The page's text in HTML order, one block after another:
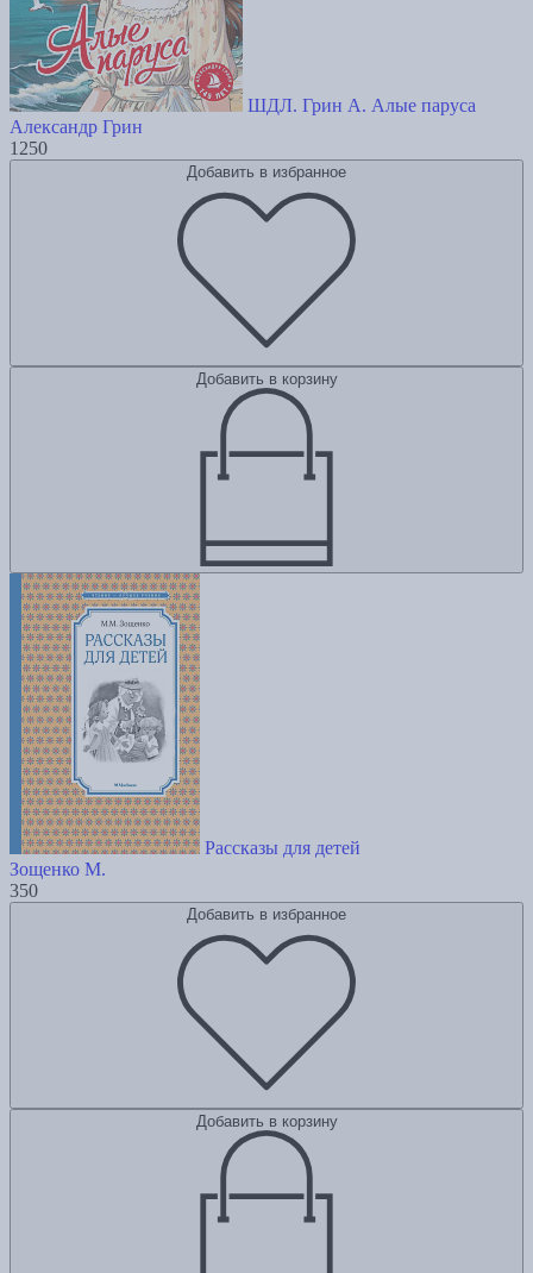
ШДЛ. Грин А. Алые паруса
Александр Грин
1250
Добавить в избранное
Добавить в корзину
Рассказы для детей
Зощенко М.
350
Добавить в избранное
Добавить в корзину